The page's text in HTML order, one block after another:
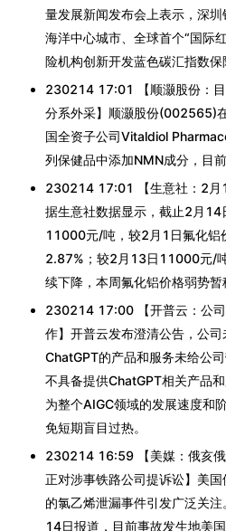
量发展新闻发布会上表示，深
海洋中心城市、全球首个“国际
险机构创新开发蓝色碳汇指数保
230214 17:01 【顺灏股份：
分系外采】顺灏股份(002565)
国全资子公司Vitaldiol
列保健品中添加NMN成分，目
230214 17:01 【生意社：2月
据生意社数据显示，截止2月14
11000元/吨，较2月1日氟化
2.87%；较2月13日11000元/
续下降，本周氟化铝价格弱势暂
230214 17:00 【开普云：公
作】开普云发布澄清公告，公
ChatGPT的产品和服务未给公
不具备提供ChatGPT相关产品
为整个AIGC领域的发展速度和
免短期盲目过热。
230214 16:59 【美媒：俄亥
正对涉事铁路公司提诉讼】美
的氯乙烯泄漏事件引发广泛关
14日报道，目前事故发生地美